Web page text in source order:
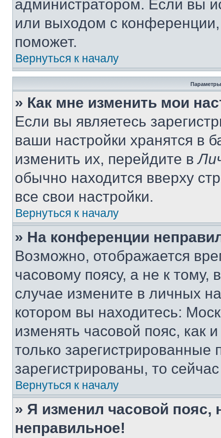
администратором. Если вы
или выходом с
поможет.
Вернуться к началу
Параметры
» Как мне изменить мои
Если вы являетесь
ваши настройки хранятся в
изменить их, перейдите в
обычно находится вверху
все свои настройки.
Вернуться к началу
» На конференции
Возможно, отображается
часовому поясу, а не к тому,
случае измените в личных
котором вы находитесь:
изменять часовой пояс, как
только
зарегистрированы, то
Вернуться к началу
» Я изменил часовой пояс,
неправильное!